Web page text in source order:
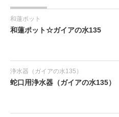
和蓮ポット
和蓮ポット☆ガイアの水135
浄水器（ガイアの水135）
蛇口用浄水器（ガイアの水135）